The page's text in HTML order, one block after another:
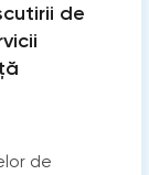
de
de